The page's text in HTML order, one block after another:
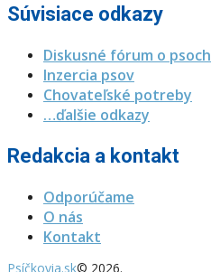
Súvisiace odkazy
Diskusné fórum o psoch
Inzercia psov
Chovateľské potreby
…ďalšie odkazy
Redakcia a kontakt
Odporúčame
O nás
Kontakt
Psíčkovia.sk© 2026.